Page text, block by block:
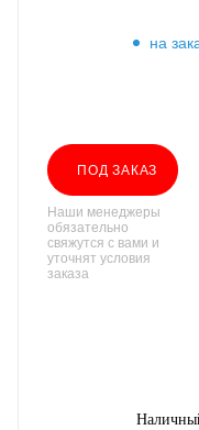
на
ПОД ЗАКАЗ
Наши менеджеры
обязательно
свяжутся с вами и
уточнят условия
заказа